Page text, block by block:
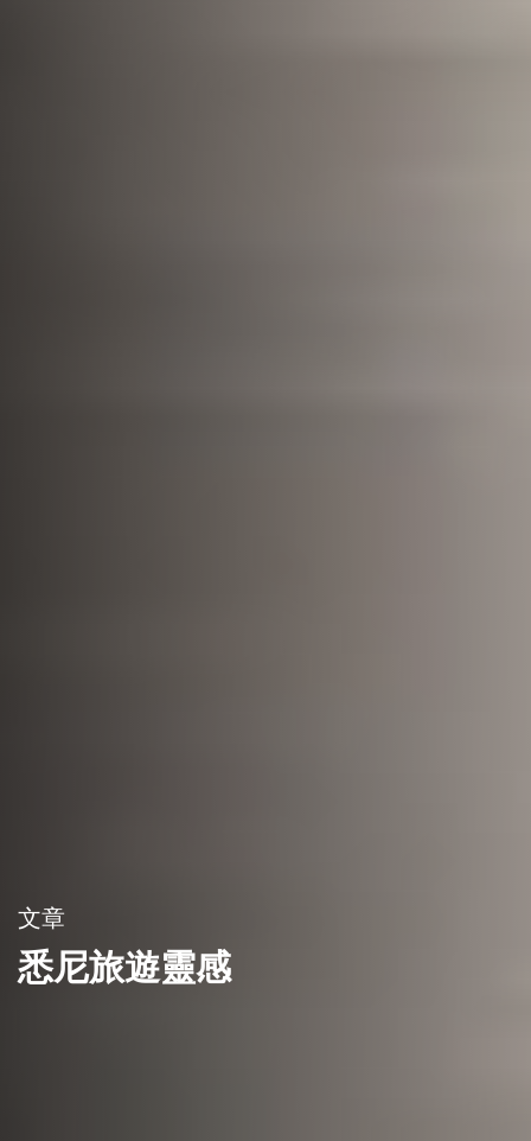
文章
悉尼旅遊靈感